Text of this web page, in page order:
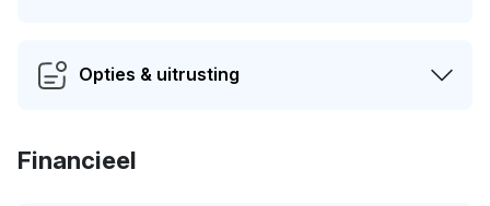
Opties & uitrusting
Financieel